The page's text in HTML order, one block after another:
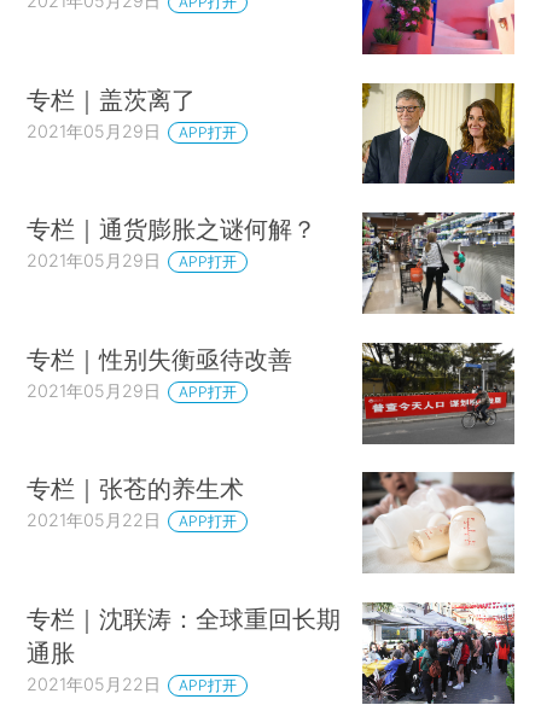
专栏｜盖茨离了
2021年05月29日 APP打开
专栏｜通货膨胀之谜何解？
2021年05月29日 APP打开
专栏｜性别失衡亟待改善
2021年05月29日 APP打开
专栏｜张苍的养生术
2021年05月22日 APP打开
专栏｜沈联涛：全球重回长期
通胀
2021年05月22日 APP打开